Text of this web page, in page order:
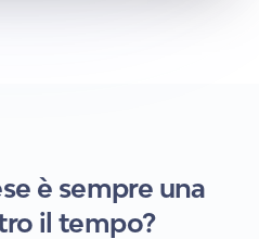
è sempre una
il tempo?